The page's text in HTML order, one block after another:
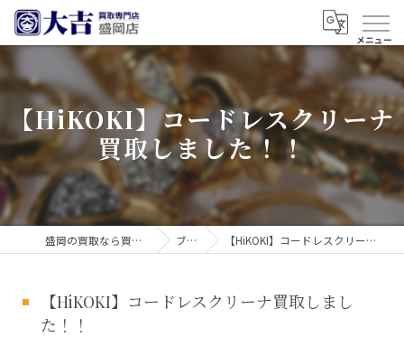
【HiKOKI】コードレスクリーナ
買取しました！！
盛岡の買取なら買取大吉 盛岡店 ブログ 【HiKOKI】コードレスクリーナ買取しました！！
【HiKOKI】コードレスクリーナ買取しまし
た！！